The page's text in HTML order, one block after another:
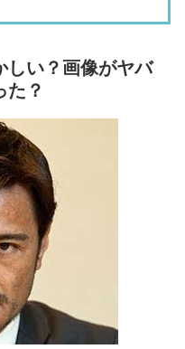
しい？画像がヤバ
た？